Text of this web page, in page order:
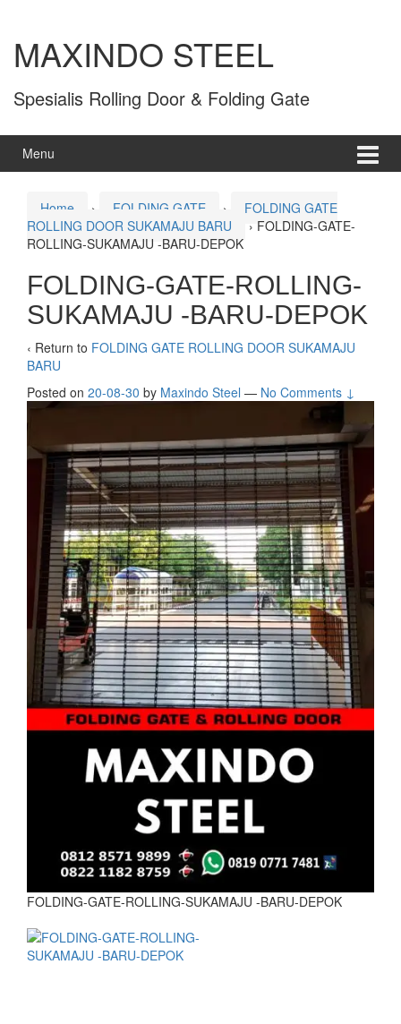
MAXINDO STEEL
Spesialis Rolling Door & Folding Gate
Menu
Home › FOLDING GATE ›
FOLDING GATE
ROLLING DOOR SUKAMAJU BARU
› FOLDING-GATE-
ROLLING-SUKAMAJU -BARU-DEPOK
FOLDING-GATE-ROLLING-
SUKAMAJU -BARU-DEPOK
‹ Return to FOLDING GATE ROLLING DOOR SUKAMAJU
BARU
Posted on 20-08-30 by Maxindo Steel — No Comments ↓
FOLDING-GATE-ROLLING-SUKAMAJU -BARU-DEPOK